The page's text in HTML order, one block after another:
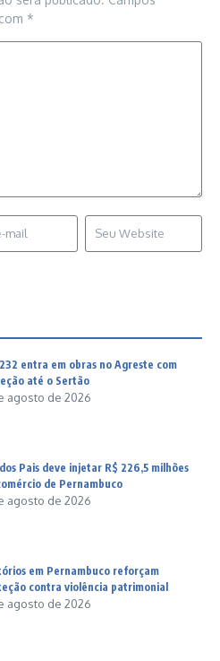
*
entra em obras no Agreste com
até o Sertão
agosto de 2026
Pais deve injetar R$ 226,5 milhões
de Pernambuco
agosto de 2026
em Pernambuco reforçam
contra violência patrimonial
agosto de 2026